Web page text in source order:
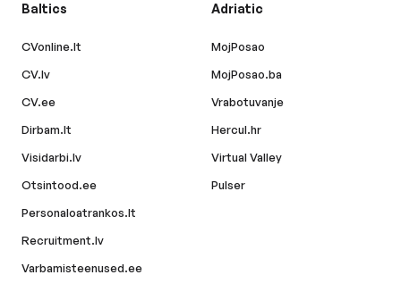
Baltics
CVonline.lt
CV.lv
CV.ee
Dirbam.lt
Visidarbi.lv
Otsintood.ee
Personaloatrankos.lt
Recruitment.lv
Varbamisteenused.ee
Adriatic
MojPosao
MojPosao.ba
Vrabotuvanje
Hercul.hr
Virtual Valley
Pulser